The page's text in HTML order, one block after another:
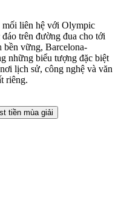
mối liên hệ với Olympic
trên đường đua cho tới
bền vững, Barcelona-
những biểu tượng đặc biệt
lịch sử, công nghệ và văn
riêng.
tiền mùa giải